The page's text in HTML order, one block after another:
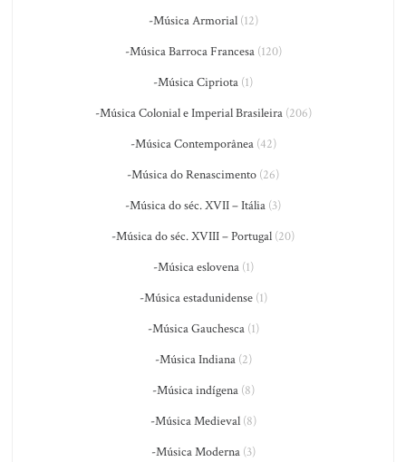
-Música Armorial(12)
-Música Barroca Francesa(120)
-Música Cipriota (1)
-Música Colonial e Imperial Brasileira(206)
-Música Contemporânea(42)
-Música do Renascimento (26)
-Música do séc. XVII – Itália (3)
-Música do séc. XVIII – Portugal (20)
-Música eslovena(1)
-Música estadunidense(1)
-Música Gauchesca(1)
-Música Indiana(2)
-Música indígena(8)
-Música Medieval(8)
-Música Moderna(3)